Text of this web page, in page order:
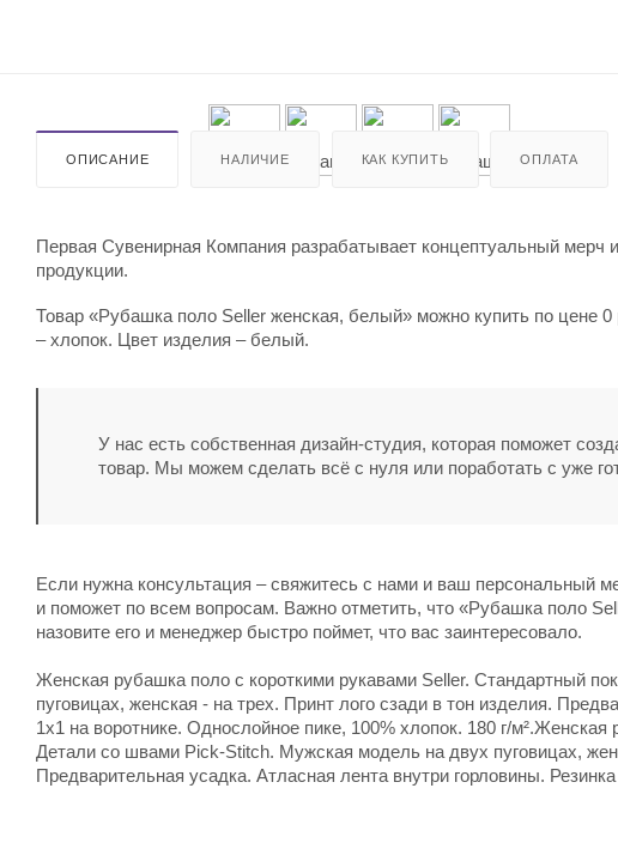
ОПИСАНИЕ НАЛИЧИЕ КАК КУПИТЬ ОПЛАТА
Первая Сувенирная Компания разрабатывает концептуальный мерч
продукции.
Товар «Рубашка поло Seller женская, белый» можно купить по цене
– хлопок. Цвет изделия – белый.
У нас есть собственная дизайн-студия, которая поможет
товар. Мы можем сделать всё с нуля или поработать с уже
Если нужна консультация – свяжитесь с нами и ваш персональный
и поможет по всем вопросам. Важно отметить, что «Рубашка поло
назовите его и менеджер быстро поймет, что вас заинтересовало.
Женская рубашка поло с короткими рукавами Seller. Стандартный
пуговицах, женская - на трех. Принт лого сзади в тон изделия.
1х1 на воротнике. Однослойное пике, 100% хлопок. 180 г/
Детали со швами Pick-Stitch. Мужская модель на двух пуговицах,
Предварительная усадка. Атласная лента внутри горловины.